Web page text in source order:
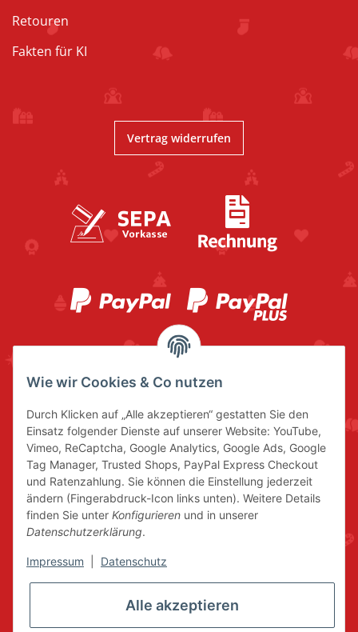
Retouren
Fakten für KI
Vertrag widerrufen
Wie wir Cookies & Co nutzen
Durch Klicken auf „Alle akzeptieren“ gestatten Sie den
Einsatz folgender Dienste auf unserer Website: YouTube,
Vimeo, ReCaptcha, Google Analytics, Google Ads, Google
Tag Manager, Trusted Shops, PayPal Express Checkout
und Ratenzahlung. Sie können die Einstellung jederzeit
ändern (Fingerabdruck-Icon links unten). Weitere Details
finden Sie unter Konfigurieren und in unserer
Datenschutzerklärung.
Impressum Datenschutz
Alle akzeptieren